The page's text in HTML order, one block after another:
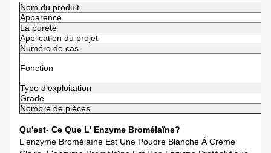
Nom du produit
Apparence
La pureté
Application du projet
Numéro de cas
Fonction
Type d'exploitation
Grade
Nombre de pièces
Qu'est- Ce Que L' Enzyme Bromélaïne?
L'enzyme Bromélaïne Est Une Poudre Blanche À Crème